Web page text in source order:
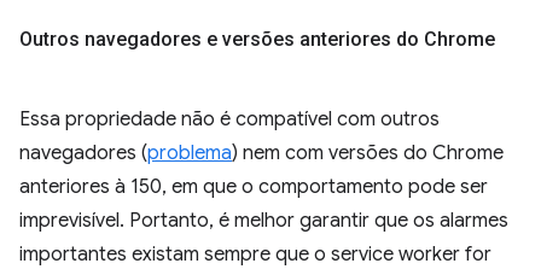
Outros navegadores e versões anteriores do Chrome
Essa propriedade não é compatível com outros
navegadores (problema) nem com versões do Chrome
anteriores à 150, em que o comportamento pode ser
imprevisível. Portanto, é melhor garantir que os alarmes
importantes existam sempre que o service worker for